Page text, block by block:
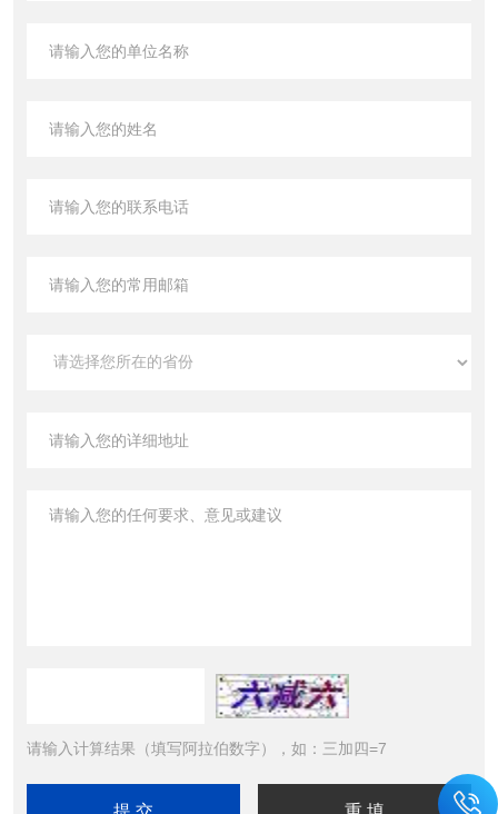
请输入计算结果（填写阿拉伯数字），如：三加四=7